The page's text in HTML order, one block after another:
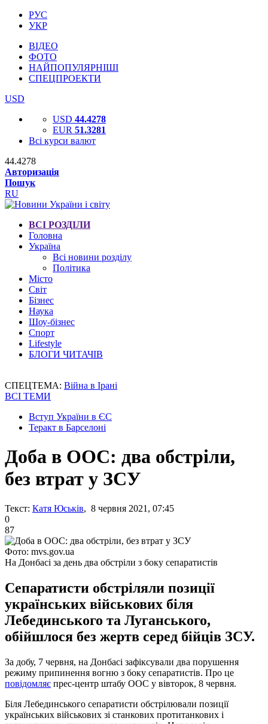
РУС
УКР
ВІДЕО
ФОТО
НАЙПОПУЛЯРНІШІ
СПЕЦПРОЕКТИ
USD
USD 44.4278
EUR 51.3281
Всі курси валют
44.4278
Авторизація
Пошук
RU
ВСІ РОЗДІЛИ
Головна
Україна
Всі новини розділу
Політика
Місто
Світ
Бізнес
Наука
Шоу-бізнес
Спорт
Lifestyle
БЛОГИ ЧИТАЧІВ
СПЕЦТЕМА: Війна в Ірані
ВСІ ТЕМИ
Вступ України в ЄС
Теракт в Барселоні
Доба в ООС: два обстріли,
без втрат у ЗСУ
Текст: Катя Юськів, 8 червня 2021, 07:45
0
87
Фото: mvs.gov.ua
На Донбасі за день два обстріли з боку сепаратистів
Сепаратисти обстріляли позиції
українських військових біля
Лебединського та Луганського,
обійшлося без жертв серед бійців ЗСУ.
За добу, 7 червня, на Донбасі зафіксували два порушення
режиму припинення вогню з боку сепаратистів. Про це
повідомляє прес-центр штабу ООС у вівторок, 8 червня.
Біля Лебединського сепаратисти обстрілювали позиції
українських військових зі станкових протитанкових і